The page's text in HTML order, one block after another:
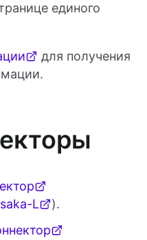
единого
для получения
L
).